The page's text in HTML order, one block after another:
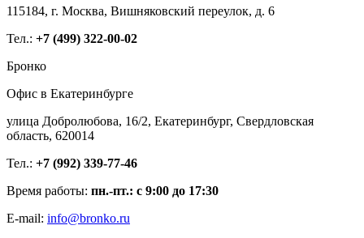
115184, г. Москва, Вишняковский переулок, д. 6
Тел.: +7 (499) 322-00-02
Бронко
Офис в Екатеринбурге
улица Добролюбова, 16/2, Екатеринбург, Свердловская
область, 620014
Тел.: +7 (992) 339-77-46
Время работы: пн.-пт.: с 9:00 до 17:30
E-mail: info@bronko.ru